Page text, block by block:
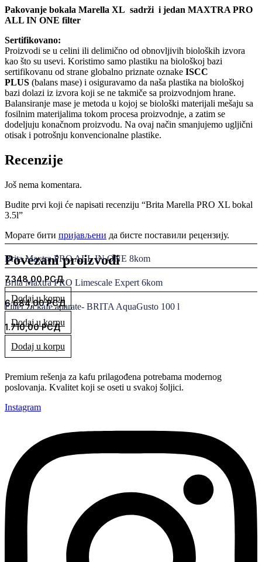
Pakovanje bokala Marella XL sadrži i jedan MAXTRA PRO
ALL IN ONE filter
Sertifikovano:
Proizvodi se u celini ili delimično od obnovljivih bioloških izvora
kao što su usevi. Koristimo samo plastiku na biološkoj bazi
sertifikovanu od strane globalno priznate oznake ISCC
PLUS (balans mase) i osiguravamo da naša plastika na biološkoj
bazi dolazi iz izvora koji se ne takmiče sa proizvodnjom hrane.
Balansiranje mase je metoda u kojoj se biološki materijali mešaju sa
fosilnim materijalima tokom procesa proizvodnje, a zatim se
dodeljuju konačnom proizvodu. Na ovaj način smanjujemo ugljični
otisak i potrošnju konvencionalne plastike.
Recenzije
Još nema komentara.
Budite prvi koji će napisati recenziju “Brita Marella PRO XL bokal
3.5l”
Морате бити пријављени да бисте поставили рецензију.
Povezani proizvodi
Brita Maxtra PRO ALL IN ONE 8kom
7.348,00РСД
Dodaj u korpu
Brita Maxtra PRO Limescale Expert 6kom
6.684,00РСД
Dodaj u korpu
Filter za kafe aparate- BRITA AquaGusto 100 l
1.710,00РСД
Dodaj u korpu
Premium rešenja za kafu prilagođena potrebama modernog
poslovanja. Kvalitet koji se oseti u svakoj šoljici.
Instagram